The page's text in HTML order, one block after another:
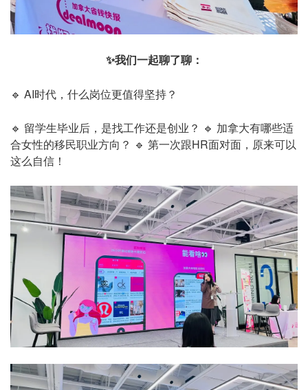
✨我们一起聊了聊：
🔹 AI时代，什么岗位更值得坚持？
🔹 留学生毕业后，是找工作还是创业？ 🔹 加拿大有哪些适
合女性的移民职业方向？ 🔹 第一次跟HR面对面，原来可以
这么自信！